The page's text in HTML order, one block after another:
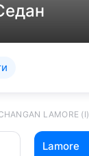
LAMORE (I)
Lamore